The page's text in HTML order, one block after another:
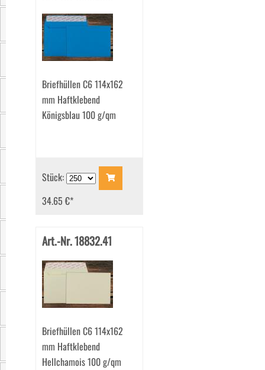
Sichtfenster
Einzelgewicht
Verpackungseinheit
Klappenform
Grammatur
Innenfarbe
Fensterstand
Briefhüllen C6 114x162
mm Haftklebend
Königsblau 100 g/qm
Stück:
34.65 €*
Art.-Nr. 18832.41
Briefhüllen C6 114x162
mm Haftklebend
Hellchamois 100 g/qm